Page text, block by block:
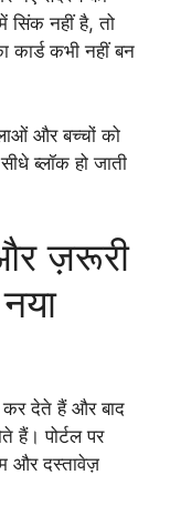
सिंक नहीं है, तो
कार्ड कभी नहीं बन
और बच्चों को
ब्लॉक हो जाती
ज़रूरी
कर देते हैं और बाद
हैं। पोर्टल पर
और दस्तावेज़